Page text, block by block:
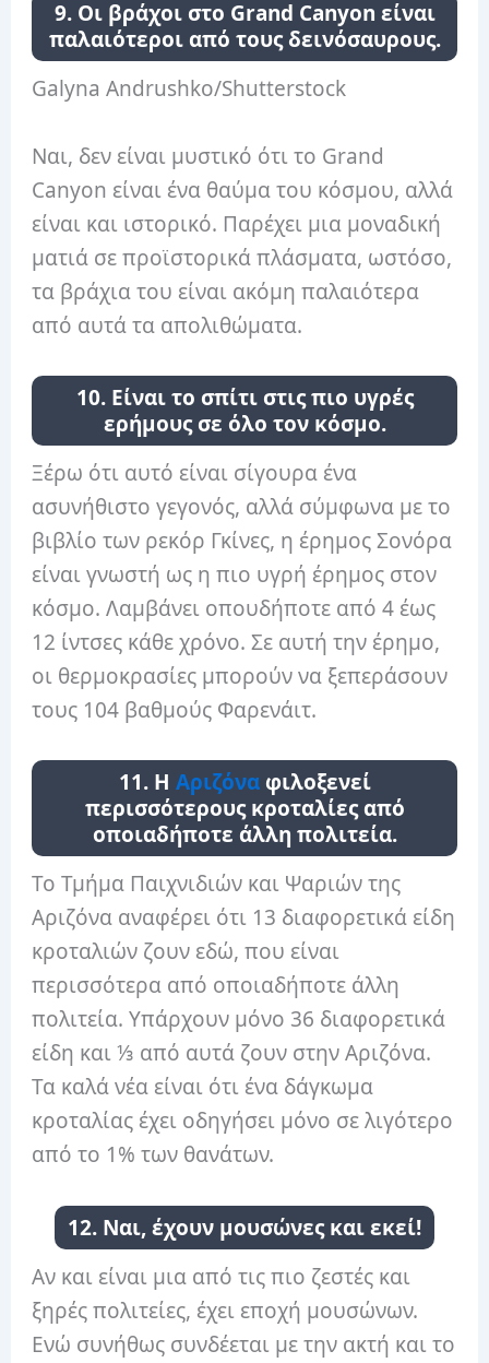
9. Οι βράχοι στο Grand Canyon είναι
παλαιότεροι από τους δεινόσαυρους.
Galyna Andrushko/Shutterstock
Ναι, δεν είναι μυστικό ότι το Grand
Canyon είναι ένα θαύμα του κόσμου, αλλά
είναι και ιστορικό. Παρέχει μια μοναδική
ματιά σε προϊστορικά πλάσματα, ωστόσο,
τα βράχια του είναι ακόμη παλαιότερα
από αυτά τα απολιθώματα.
10. Είναι το σπίτι στις πιο υγρές
ερήμους σε όλο τον κόσμο.
Ξέρω ότι αυτό είναι σίγουρα ένα
ασυνήθιστο γεγονός, αλλά σύμφωνα με το
βιβλίο των ρεκόρ Γκίνες, η έρημος Σονόρα
είναι γνωστή ως η πιο υγρή έρημος στον
κόσμο. Λαμβάνει οπουδήποτε από 4 έως
12 ίντσες κάθε χρόνο. Σε αυτή την έρημο,
οι θερμοκρασίες μπορούν να ξεπεράσουν
τους 104 βαθμούς Φαρενάιτ.
11. Η Αριζόναφιλοξενεί
περισσότερους κροταλίες από
οποιαδήποτε άλλη πολιτεία.
Το Τμήμα Παιχνιδιών και Ψαριών της
Αριζόνα αναφέρει ότι 13 διαφορετικά είδη
κροταλιών ζουν εδώ, που είναι
περισσότερα από οποιαδήποτε άλλη
πολιτεία. Υπάρχουν μόνο 36 διαφορετικά
είδη και ⅓ από αυτά ζουν στην Αριζόνα.
Τα καλά νέα είναι ότι ένα δάγκωμα
κροταλίας έχει οδηγήσει μόνο σε λιγότερο
από το 1% των θανάτων.
12. Ναι, έχουν μουσώνες και εκεί!
Αν και είναι μια από τις πιο ζεστές και
ξηρές πολιτείες, έχει εποχή μουσώνων.
Ενώ συνήθως συνδέεται με την ακτή και το